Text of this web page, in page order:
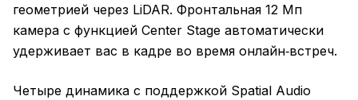
геометрией через LiDAR. Фронтальная 12 Мп
камера с функцией Center Stage автоматически
удерживает вас в кадре во время онлайн‑встреч.
Четыре динамика с поддержкой Spatial Audio